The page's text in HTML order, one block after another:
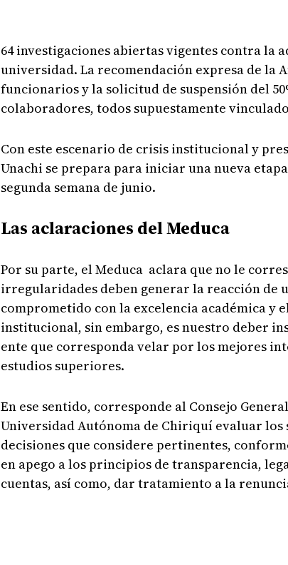
64 investigaciones abiertas vigentes contra la
universidad. La recomendación expresa de la
funcionarios y la solicitud de suspensión del
colaboradores, todos supuestamente
Con este escenario de crisis institucional y
Unachi se prepara para iniciar una nueva
segunda semana de junio.
Las aclaraciones del Meduca
Por su parte, el Meduca aclara que no le
irregularidades deben generar la reacción de
comprometido con la excelencia académica y
institucional, sin embargo, es nuestro deber
ente que corresponda velar por los mejores
estudios superiores.
En ese sentido, corresponde al Consejo
Universidad Autónoma de Chiriquí evaluar los
decisiones que considere pertinentes,
en apego a los principios de transparencia,
cuentas, así como, dar tratamiento a la